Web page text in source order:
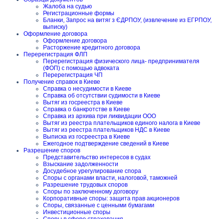
Жалоба на судью
Регистрационные формы
Бланки, Запрос на витяг з ЄДРПОУ, (извлечение из ЕГРПОУ,
выписку)
Оформление договора
Оформление договора
Расторжение кредитного договора
Перерегистрация ФЛП
Перерегистрация физического лица- предпринимателя
(ФОП) с помощью адвоката
Перерегистрация ЧП
Получение справок в Киеве
Справка о несудимости в Киеве
Справка об отсутствии судимости в Киеве
Вытяг из госреестра в Киеве
Справка о банкротстве в Киеве
Справка из архива при ликвидации ООО
Вытяг из реестра плательщиков единого налога в Киеве
Вытяг из реестра плательщиков НДС в Киеве
Выписка из госреестра в Киеве
Ежегодное подтверждение сведений в Киеве
Разрешение споров
Представительство интересов в судах
Взыскание задолженности
Досудебное урегулирование спора
Споры с органами власти, налоговой, таможней
Разрешение трудовых споров
Споры по заключенному договору
Корпоративные споры: защита прав акционеров
Споры, связанные с ценными бумагами
Инвестиционные споры